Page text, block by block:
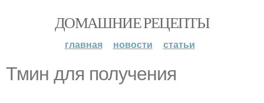
ДОМАШНИЕ РЕЦЕПТЫ
главная новости статьи
Тмин для получения